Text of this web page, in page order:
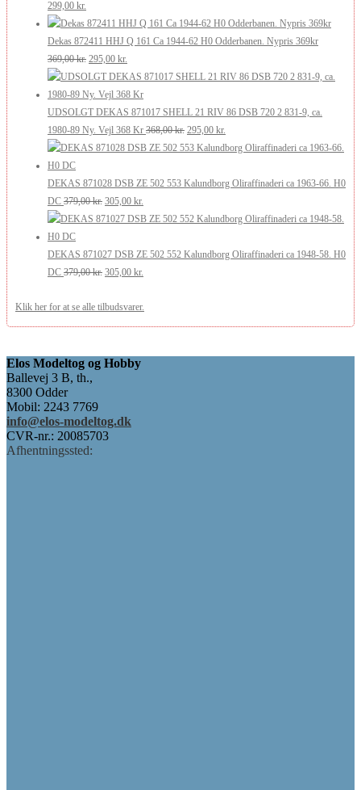
269,00 kr..200,00 kr..
Den
oprindelige
pris
var:
349,00 kr..
299,00 kr.
aktuelle
pris
er:
299,00 kr..
Dekas 872411 HHJ Q 161 Ca 1944-62 H0 Odderbanen. Nypris 369kr
369,00kr. Den
oprindelige
pris
var:
369,00 kr..
295,00 kr.
aktuelle
pris
er:
295,00 kr..
UDSOLGT DEKAS 871017 SHELL 21 RIV 86 DSB 720 2 831-9, ca.
1980-89 Ny. Vejl 368 Kr 368,00kr. Den
oprindelige
var:
295,00 kr.
aktuelle
er:
DEKAS 871028 DSB ZE 502 553 Kalundborg Oliraffinaderi ca 1963-66. H0
DC 379,00kr. Den
oprindelige
var:
379,00 kr..
305,00 kr.
aktuelle
er:
DEKAS 871027 DSB ZE 502 552 Kalundborg Oliraffinaderi ca 1948-58. H0
DC 379,00kr. Den
pris
var:
305,00 kr.
er:
Klik her for at se alle tilbudsvarer.
Elos Modeltog og Hobby
Ballevej 3 B, th.,
8300 Odder
Mobil: 2243 7769
info@elos-modeltog.dk
CVR-nr.: 20085703
Afhentningssted: